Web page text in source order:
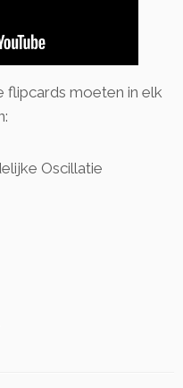
flipcards moeten in elk
Oscillatie